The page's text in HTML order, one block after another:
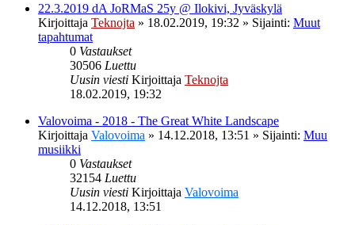
22.3.2019 dA JoRMaS 25y @ Ilokivi, Jyväskylä
Kirjoittaja Teknojta » 18.02.2019, 19:32 » Sijainti: Muut
tapahtumat
0 Vastaukset
30506 Luettu
Uusin viesti Kirjoittaja Teknojta
18.02.2019, 19:32
Valovoima - 2018 - The Great White Landscape
Kirjoittaja Valovoima » 14.12.2018, 13:51 » Sijainti: Muu
musiikki
0 Vastaukset
32154 Luettu
Uusin viesti Kirjoittaja Valovoima
14.12.2018, 13:51